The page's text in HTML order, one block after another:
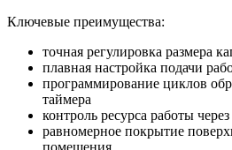
Ключевые преимущества:
точная регулировка размера
плавная настройка подачи
программирование циклов
таймера
контроль ресурса работы
равномерное покрытие
помещения